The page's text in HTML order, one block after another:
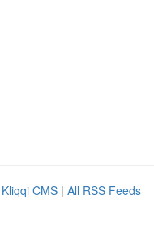
Kliqqi CMS | All RSS Feeds